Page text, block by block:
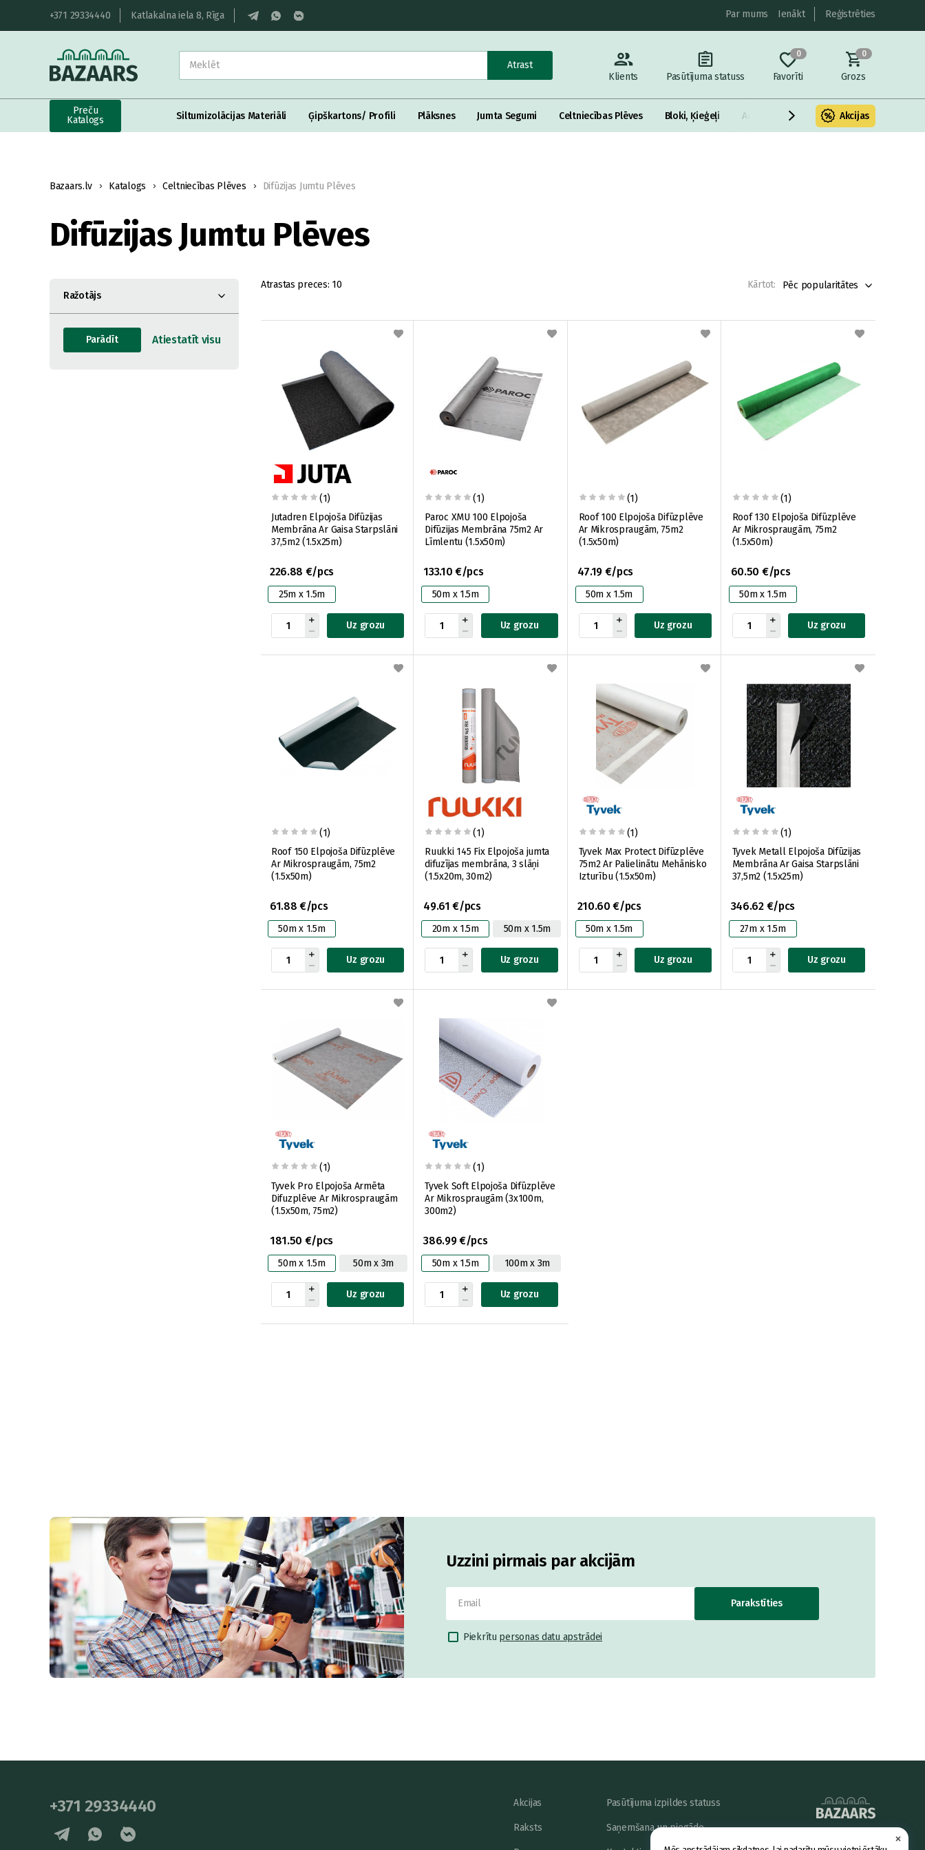
×
+371 29334440 Katlakalna iela 8, Rīga Par mums Ienākt Reģistrēties
Atrast
Klients
Pasūtījuma statuss
0
Favorīti
0
Grozs
Preču
Katalogs
Siltumizolācijas Materiāli Ģipškartons/ Profili Plāksnes Jumta Segumi Celtniecības Plēves Bloki, Ķieģeļi Armatūra un metāls Fasādes
Akcijas
Bazaars.lv Katalogs Celtniecības Plēves Difūzijas Jumtu Plēves
Difūzijas Jumtu Plēves
Ražotājs
Atrastas preces: 10 Kārtot: Pēc popularitātes
(1)
Jutadren Elpojoša Difūzijas
Membrāna Ar Gaisa Starpslāni
37,5m2 (1.5x25m)
226.88 €/pcs
25m x 1.5m
Uz grozu
(1)
Paroc XMU 100 Elpojoša
Difūzijas Membrāna 75m2 Ar
Līmlentu (1.5x50m)
133.10 €/pcs
50m x 1.5m
Uz grozu
(1)
Roof 100 Elpojoša Difūzplēve
Ar Mikrospraugām, 75m2
(1.5x50m)
47.19 €/pcs
50m x 1.5m
Uz grozu
(1)
Roof 130 Elpojoša Difūzplēve
Ar Mikrospraugām, 75m2
(1.5x50m)
60.50 €/pcs
50m x 1.5m
Uz grozu
(1)
Roof 150 Elpojoša Difūzplēve
Ar Mikrospraugām, 75m2
(1.5x50m)
61.88 €/pcs
50m x 1.5m
Uz grozu
(1)
Ruukki 145 Fix Elpojoša jumta
difuzījas membrāna, 3 slāņi
(1.5x20m, 30m2)
49.61 €/pcs
20m x 1.5m 50m x 1.5m
Uz grozu
(1)
Tyvek Max Protect Difūzplēve
75m2 Ar Palielinātu Mehānisko
Izturību (1.5x50m)
210.60 €/pcs
50m x 1.5m
Uz grozu
(1)
Tyvek Metall Elpojoša Difūzijas
Membrāna Ar Gaisa Starpslāni
37,5m2 (1.5x25m)
346.62 €/pcs
27m x 1.5m
Uz grozu
(1)
Tyvek Pro Elpojoša Armēta
Difuzplēve Ar Mikrospraugām
(1.5x50m, 75m2)
181.50 €/pcs
50m x 1.5m 50m x 3m
Uz grozu
(1)
Tyvek Soft Elpojoša Difūzplēve
Ar Mikrospraugām (3x100m,
300m2)
386.99 €/pcs
50m x 1.5m 100m x 3m
Uz grozu
Uzzini pirmais par akcijām
Parakstīties
Piekrītu personas datu apstrādei
+371 29334440 Akcijas
Raksts
Pasūtījuma izpildes statuss
Saņemšana un piegāde